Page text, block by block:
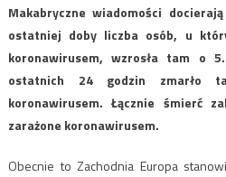
Makabryczne wiadomości
ostatniej doby liczba osób, u
koronawirusem, wzrosła tam o
ostatnich 24 godzin zmarło
koronawirusem. Łącznie śmierć
zarażone koronawirusem.
Obecnie to Zachodnia Europa